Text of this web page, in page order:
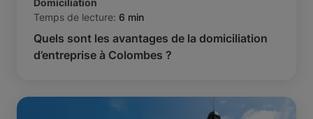
Temps de lecture: 6 min
Quels sont les avantages de la domiciliation
d’entreprise à Colombes ?